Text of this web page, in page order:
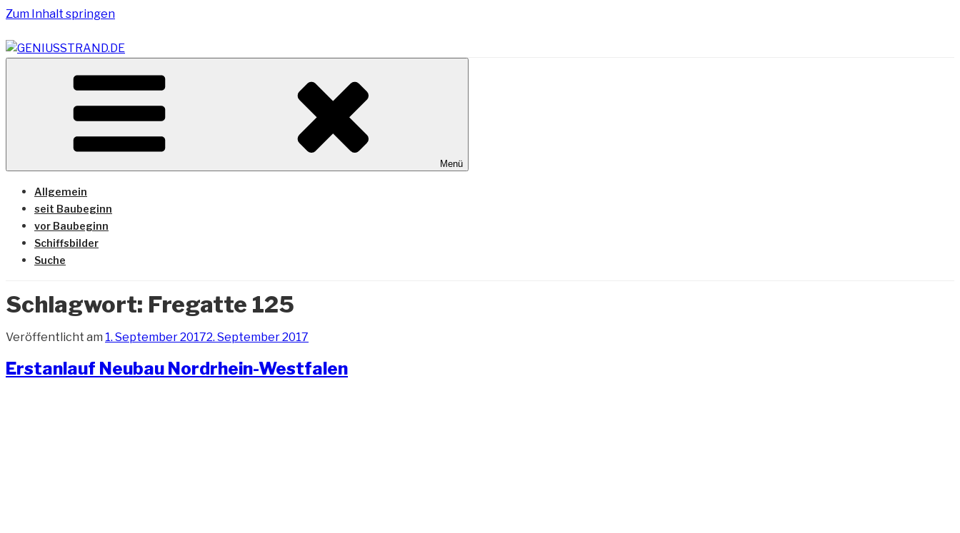
Zum Inhalt springen
GENIUSSTRAND.DE
Vom Geniusstrand zum JadeWeserPort/Container Terminal Wilhelmshaven
Menü
Allgemein
seit Baubeginn
vor Baubeginn
Schiffsbilder
Suche
Schlagwort: Fregatte 125
Veröffentlicht am 1. September 20172. September 2017
Erstanlauf Neubau Nordrhein-Westfalen